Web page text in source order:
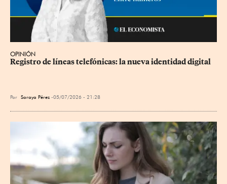
OPINIÓN
Registro de líneas telefónicas: la nueva identidad digital
Por Soraya Pérez 05/07/2026 - 21:28